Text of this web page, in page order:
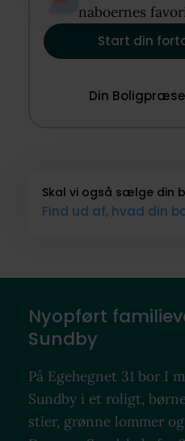
naboernes
Start din
Din
Skal vi også sælge din
Find ud af, hvad din
Nyopført
Sundby
På Egehegnet 31 bor I
Sundby i et roligt,
stier, grønne lommer